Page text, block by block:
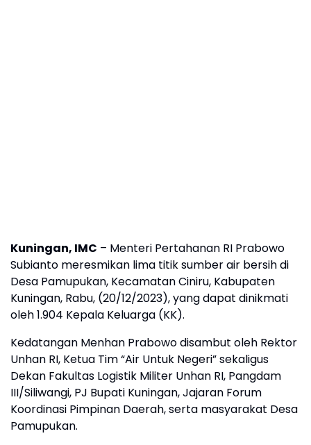
Kuningan, IMC – Menteri Pertahanan RI Prabowo
Subianto meresmikan lima titik sumber air bersih di
Desa Pamupukan, Kecamatan Ciniru, Kabupaten
Kuningan, Rabu, (20/12/2023), yang dapat dinikmati
oleh 1.904 Kepala Keluarga (KK).
Kedatangan Menhan Prabowo disambut oleh Rektor
Unhan RI, Ketua Tim “Air Untuk Negeri” sekaligus
Dekan Fakultas Logistik Militer Unhan RI, Pangdam
III/Siliwangi, PJ Bupati Kuningan, Jajaran Forum
Koordinasi Pimpinan Daerah, serta masyarakat Desa
Pamupukan.